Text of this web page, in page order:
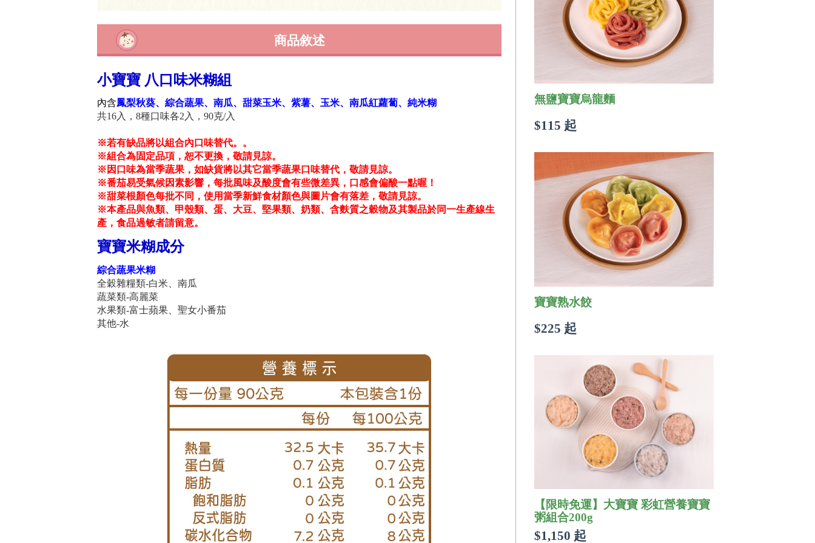
商品敘述
小寶寶 八口味米糊組
內含鳳梨秋葵、綜合蔬果、南瓜、甜菜玉米、紫薯、玉米、南瓜紅蘿蔔、純米糊
共16入，8種口味各2入，90克/入
※若有缺品將以組合內口味替代。。
※組合為固定品項，恕不更換，敬請見諒。
※因口味為當季蔬果，如缺貨將以其它當季蔬果口味替代，敬請見諒。
※番茄易受氣候因素影響，每批風味及酸度會有些微差異，口感會偏酸一點喔！
※甜菜根顏色每批不同，使用當季新鮮食材顏色與圖片會有落差，敬請見諒。
※本產品與魚類、甲殼類、蛋、大豆、堅果類、奶類、含麩質之穀物及其製品於同一生產線生
產，食品過敏者請留意。
寶寶米糊成分
綜合蔬果米糊
全穀雜糧類-白米、南瓜
蔬菜類-高麗菜
水果類-富士蘋果、聖女小番茄
其他-水
無鹽寶寶烏龍麵
$115 起
寶寶熟水餃
$225 起
【限時免運】大寶寶 彩虹營養寶寶
粥組合200g
$1,150 起